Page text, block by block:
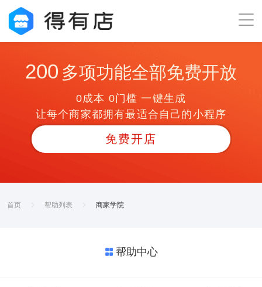
200 多项功能全部免费开放
0成本 0门槛 一键生成
让每个商家都拥有最适合自己的小程序
免费开店
首页 帮助列表 商家学院
帮助中心